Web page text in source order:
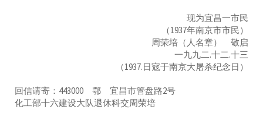
现为宜昌一市民
（1937年南京市市民）
周荣培（人名章） 敬启
一九九二.十二.十三
（1937.日寇于南京大屠杀纪念日）
回信请寄：443000 鄂 宜昌市管盘路2号
化工部十六建设大队退休科交周荣培